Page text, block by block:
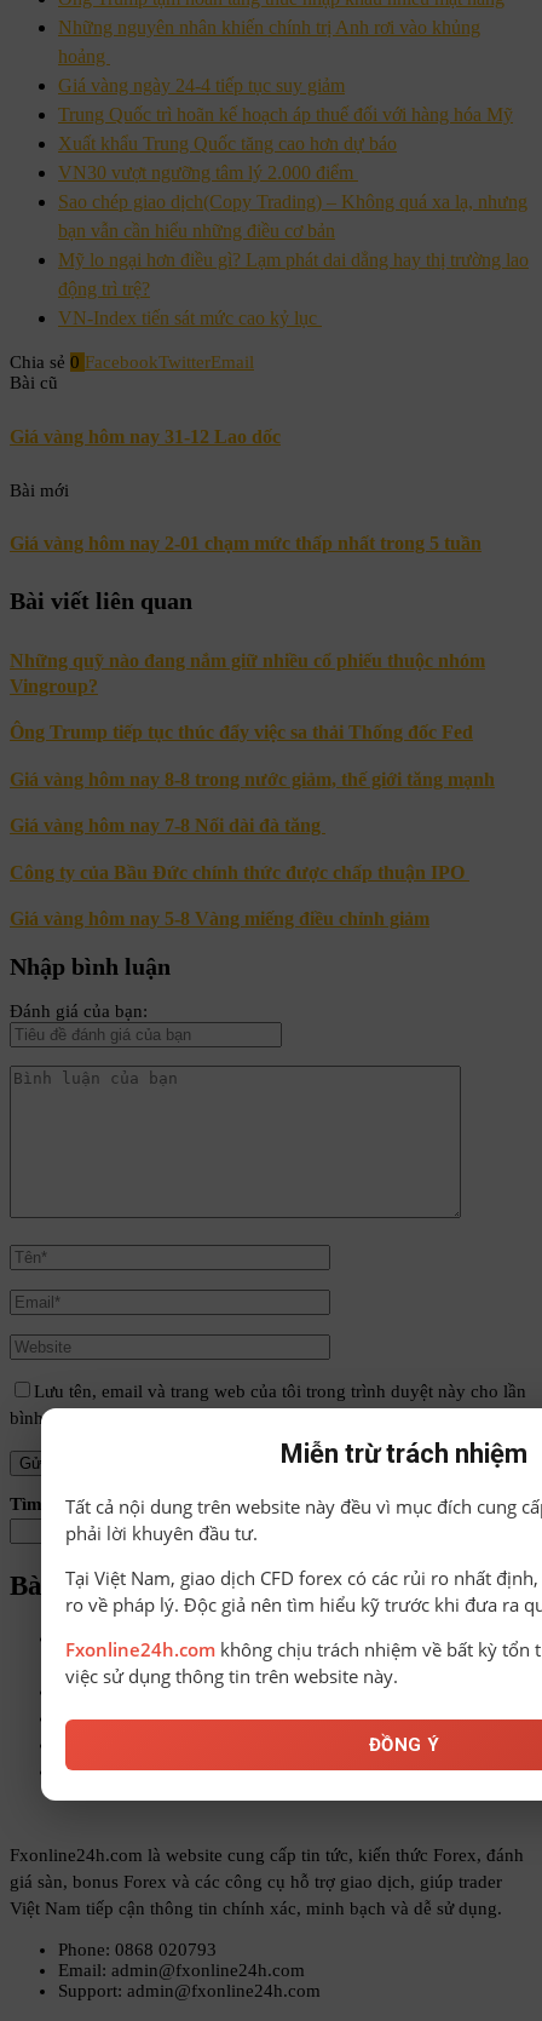
Những nguyên nhân khiến chính trị Anh rơi vào khủng
hoảng
Giá vàng ngày 24-4 tiếp tục suy giảm
Trung Quốc trì hoãn kế hoạch áp thuế đối với hàng hóa Mỹ
Xuất khẩu Trung Quốc tăng cao hơn dự báo
VN30 vượt ngưỡng tâm lý 2.000 điểm
Sao chép giao dịch(Copy Trading) – Không quá xa lạ, nhưng
bạn vẫn cần hiểu những điều cơ bản
Mỹ lo ngại hơn điều gì? Lạm phát dai dẳng hay thị trường lao
động trì trệ?
VN-Index tiến sát mức cao kỷ lục
Chia sẻ 0 FacebookTwitterEmail
Bài cũ
Giá vàng hôm nay 31-12 Lao dốc
Bài mới
Giá vàng hôm nay 2-01 chạm mức thấp nhất trong 5 tuần
Bài viết liên quan
Những quỹ nào đang nắm giữ nhiều cổ phiếu thuộc nhóm
Vingroup?
Ông Trump tiếp tục thúc đẩy việc sa thải Thống đốc Fed
Giá vàng hôm nay 8-8 trong nước giảm, thế giới tăng mạnh
Giá vàng hôm nay 7-8 Nối dài đà tăng
Công ty của Bầu Đức chính thức được chấp thuận IPO
Giá vàng hôm nay 5-8 Vàng miếng điều chỉnh giảm
Nhập bình luận
Đánh giá của bạn:
Lưu tên, email và trang web của tôi trong trình duyệt này cho lần
bình luận tiếp theo của tôi.
Tìm kiếm
Tìm kiếm
Bài viết mới
Những quỹ nào đang nắm giữ nhiều cổ phiếu thuộc nhóm
Vingroup?
Ông Trump tiếp tục thúc đẩy việc sa thải Thống đốc Fed
Giá vàng hôm nay 8-8 trong nước giảm, thế giới tăng mạnh
Công ty của Bầu Đức chính thức được chấp thuận IPO
Fxonline24h.com là website cung cấp tin tức, kiến thức Forex, đánh
giá sàn, bonus Forex và các công cụ hỗ trợ giao dịch, giúp trader
Việt Nam tiếp cận thông tin chính xác, minh bạch và dễ sử dụng.
Phone: 0868 020793
Email: admin@fxonline24h.com
Support: admin@fxonline24h.com
Miễn trừ trách nhiệm
Tất cả nội dung trên website này đều vì mục đích cung
phải lời khuyên đầu tư.
Tại Việt Nam, giao dịch CFD forex có các rủi ro nhất
ro về pháp lý. Độc giả nên tìm hiểu kỹ trước khi đưa ra
Fxonline24h.com không chịu trách nhiệm về bất kỳ tổn
việc sử dụng thông tin trên website này.
ĐỒNG Ý